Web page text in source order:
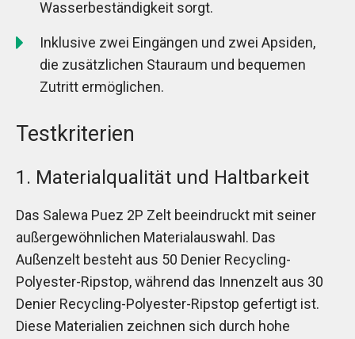
Wasserbeständigkeit sorgt.
Inklusive zwei Eingängen und zwei Apsiden,
die zusätzlichen Stauraum und bequemen
Zutritt ermöglichen.
Testkriterien
1. Materialqualität und Haltbarkeit
Das Salewa Puez 2P Zelt beeindruckt mit seiner
außergewöhnlichen Materialauswahl. Das
Außenzelt besteht aus 50 Denier Recycling-
Polyester-Ripstop, während das Innenzelt aus 30
Denier Recycling-Polyester-Ripstop gefertigt ist.
Diese Materialien zeichnen sich durch hohe